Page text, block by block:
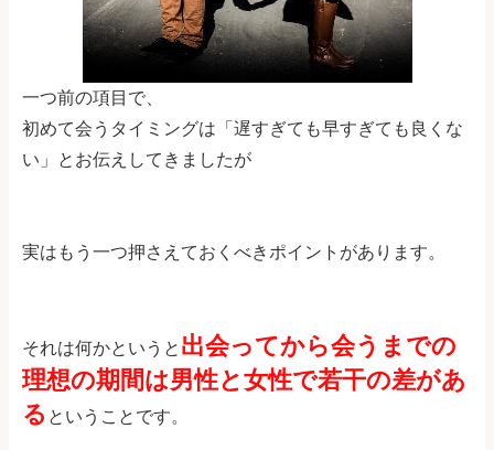
一つ前の項目で、
初めて会うタイミングは「遅すぎても早すぎても良くな
い」とお伝えしてきましたが
実はもう一つ押さえておくべきポイントがあります。
それは何かというと 出会ってから会うまでの
理想の期間は男性と女性で若干の差があ
る ということです。